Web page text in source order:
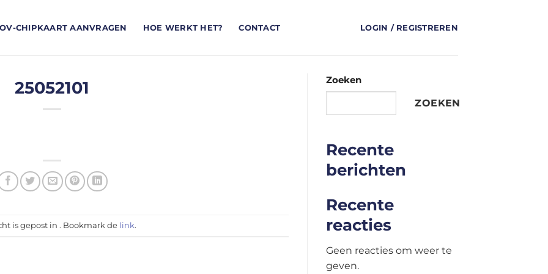
OV-CHIPKAART AANVRAGEN HOE WERKT HET? CONTACT LOGIN / REGISTREREN
25052101
is gepost in . Bookmark de link.
Zoeken
ZOEKEN
Recente
berichten
Recente
reacties
Geen reacties om weer te
geven.